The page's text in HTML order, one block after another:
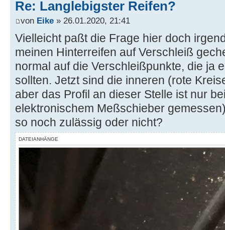
Re: Langlebigster Reifen?
von Eike » 26.01.2020, 21:41
Vielleicht paßt die Frage hier doch
meinen Hinterreifen auf Verschleiß
normal auf die Verschleißpunkte, die ja
sollten. Jetzt sind die inneren (rote
aber das Profil an dieser Stelle ist nur
elektronischem Meßschieber
so noch zulässig oder nicht?
DATEIANHÄNGE